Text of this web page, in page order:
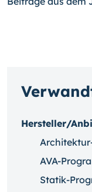
Hersteller/
AVA-
Statik-